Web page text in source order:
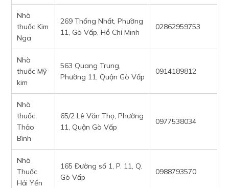
Nhà
thuốc Kim
Nga
269 Thống Nhất, Phường
11, Gò Vấp, Hồ Chí Minh
02862959753
Nhà
thuốc Mỹ
kim
563 Quang Trung,
Phường 11, Quận Gò Vấp
0914189812
Nhà
thuốc
Thảo
Bình
65/2 Lê Văn Thọ, Phường
11, Quận Gò Vấp
0977538034
Nhà
Thuốc
Hải Yến
165 Đường số 1, P. 11, Q.
Gò Vấp
0988793570